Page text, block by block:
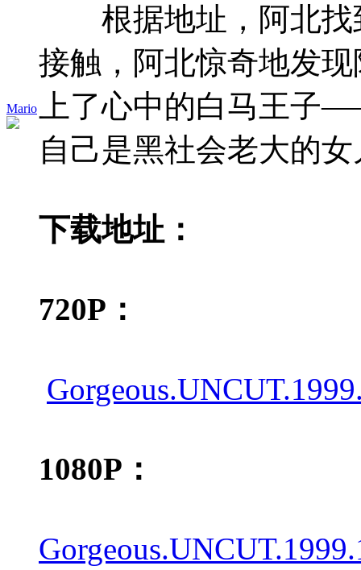
Mario
根据地址，阿北找
接触，阿北惊奇地发
上了心中的白马王子
自己是黑社会老大的
下载地址：
720P：
1080P：